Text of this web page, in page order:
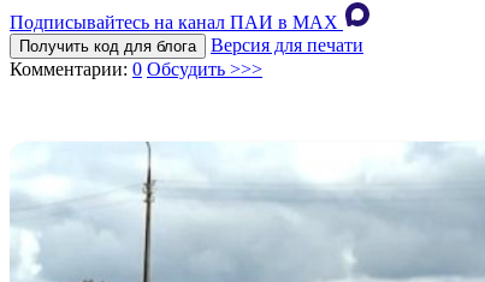
Подписывайтесь на канал ПАИ в MAХ
Получить код для блога
Версия для печати
Комментарии: 0 Обсудить >>>